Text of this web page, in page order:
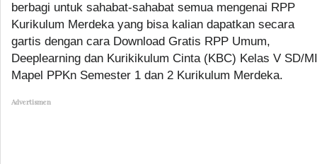
berbagi untuk sahabat-sahabat semua mengenai RPP
Kurikulum Merdeka yang bisa kalian dapatkan secara
gartis dengan cara Download Gratis RPP Umum,
Deeplearning dan Kurikikulum Cinta (KBC) Kelas V SD/MI
Mapel PPKn Semester 1 dan 2 Kurikulum Merdeka.
Advertismen